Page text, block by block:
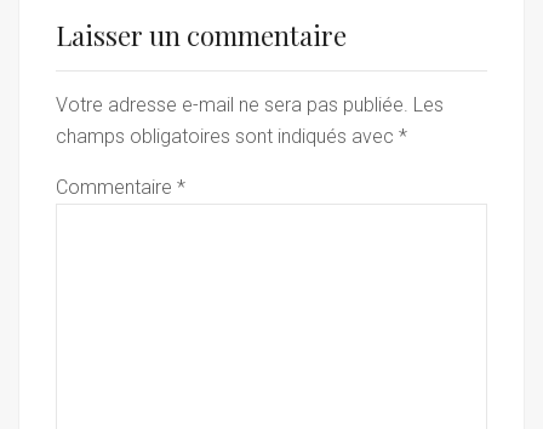
Laisser un commentaire
Votre adresse e-mail ne sera pas publiée. Les
champs obligatoires sont indiqués avec *
Commentaire *